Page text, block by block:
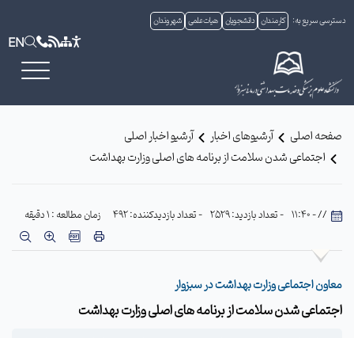
دسترسی سریع به: کارمندان دانشجویان هیات علمی شهروندان
EN
صفحه اصلی آرشیوهای اخبار
آرشیو اخبار اصلی
اجتماعی شدن سلامت از برنامه های اصلی وزارت بهداشت
// - 11:40 - تعداد بازدید: 2529 - تعداد بازدیدکننده: 492 زمان مطالعه : 1 دقیقه
معاون اجتماعی وزارت بهداشت در سبزوار
اجتماعی شدن سلامت از برنامه های اصلی وزارت بهداشت